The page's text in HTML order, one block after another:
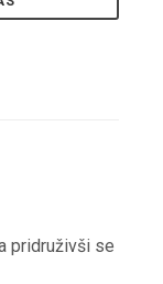
pridruživši se